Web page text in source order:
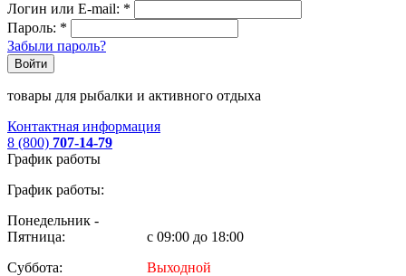
Логин или E-mail: *
Пароль: *
Забыли пароль?
Войти
товары для рыбалки и активного отдыха
Контактная информация
8 (800) 707-14-79
График работы
График работы:
Понедельник -
Пятница:
с 09:00 до 18:00
Суббота:
Выходной